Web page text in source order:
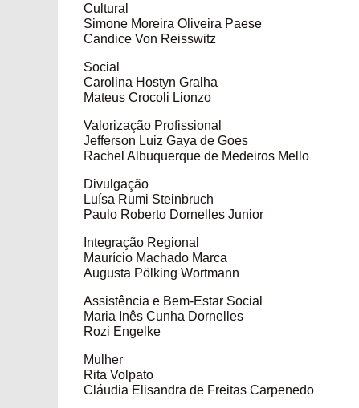
Cultural
Simone Moreira Oliveira Paese
Candice Von Reisswitz
Social
Carolina Hostyn Gralha
Mateus Crocoli Lionzo
Valorização Profissional
Jefferson Luiz Gaya de Goes
Rachel Albuquerque de Medeiros Mello
Divulgação
Luísa Rumi Steinbruch
Paulo Roberto Dornelles Junior
Integração Regional
Maurício Machado Marca
Augusta Pölking Wortmann
Assistência e Bem-Estar Social
Maria Inês Cunha Dornelles
Rozi Engelke
Mulher
Rita Volpato
Cláudia Elisandra de Freitas Carpenedo